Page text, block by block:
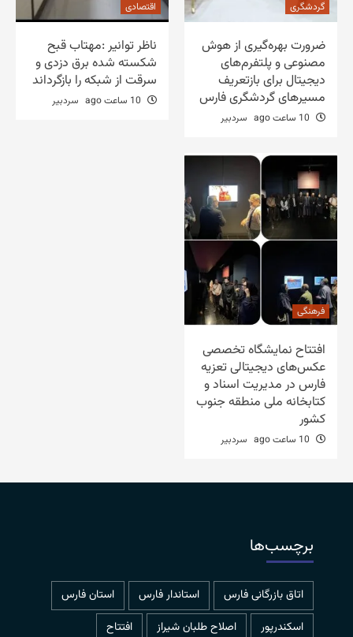
گردشگری
ضرورت بهره‌گیری از هوش
مصنوعی و پلتفرم‌های
دیجیتال برای بازتعریف
مسیرهای گردشگری فارس
سردبیر
اقتصادی
ناظر توانیر :مهتاب قبح
شکسته شده برق دزدی و
سرقت از شبکه را بازگرداند
سردبیر
فرهنگی
افتتاح نمایشگاه تخصصی
عکس‌های دیجیتالی تعزیه
فارس در مدیریت اسناد و
کتابخانه ملی منطقه جنوب
کشور
سردبیر
برچسب‌ها
اتاق بازرگانی فارس استاندار فارس
استان فارس
اسکندرپور
اصلاح طلبان شیراز
افتتاح